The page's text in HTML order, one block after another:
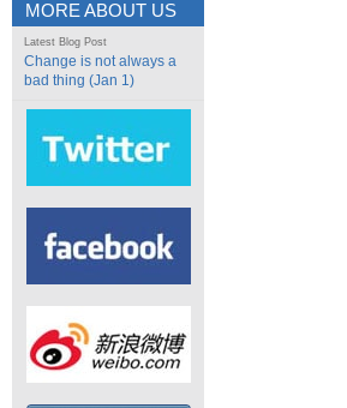
MORE ABOUT US
Latest Blog Post
Change is not always a
bad thing (Jan 1)